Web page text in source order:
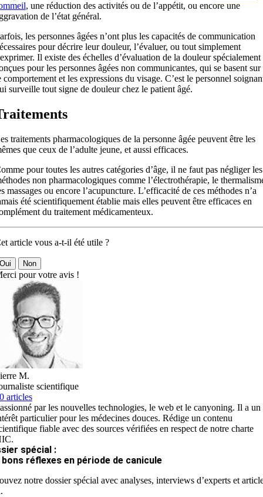
, une réduction des activités ou de l’appétit, ou encore une
de l’état général.
les personnes âgées n’ont plus les capacités de communication
pour décrire leur douleur, l’évaluer, ou tout simplement
Il existe des échelles d’évaluation de la douleur spécialement
pour les personnes âgées non communicantes, qui se basent sur
comportement et les expressions du visage. C’est le personnel
surveille tout signe de douleur chez le patient âgé.
traitements pharmacologiques de la personne âgée peuvent être les
que ceux de l’adulte jeune, et aussi efficaces.
pour toutes les autres catégories d’âge, il ne faut pas négliger les
non pharmacologiques comme l’électrothérapie, le
massages ou encore l’acupuncture. L’efficacité de ces méthodes n’a
été scientifiquement établie mais elles peuvent être efficaces en
du traitement médicamenteux.
article vous a-t-il été utile ?
Non
pour votre avis !
M.
scientifique
articles
par les nouvelles technologies, le web et le canyoning. Il a un
particulier pour les médecines douces. Rédige un contenu
fiable avec des sources vérifiées en respect de notre charte
spécial :
bons réflexes en période de canicule
notre dossier spécial avec analyses, interviews d’experts et